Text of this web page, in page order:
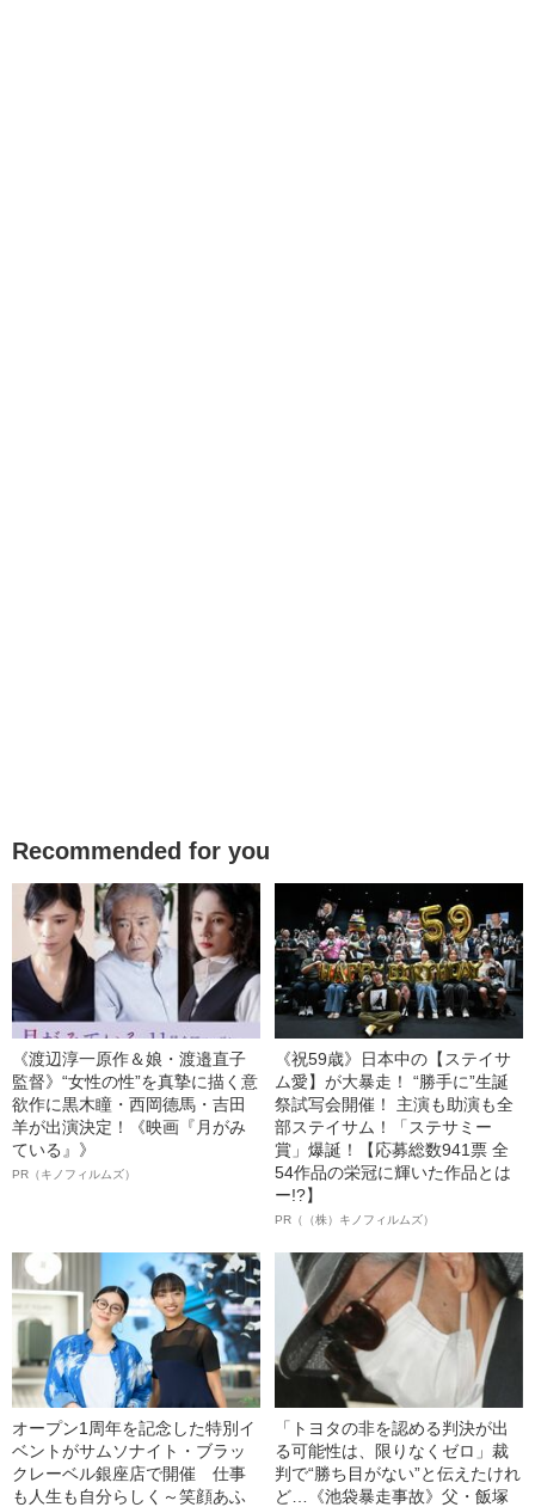
Recommended for you
《渡辺淳一原作＆娘・渡邉直子
監督》“女性の性”を真摯に描く意
欲作に黒木瞳・西岡德馬・吉田
羊が出演決定！《映画『月がみ
ている』》
PR（キノフィルムズ）
《祝59歳》日本中の【ステイサ
ム愛】が大暴走！ “勝手に”生誕
祭試写会開催！ 主演も助演も全
部ステイサム！「ステサミー
賞」爆誕！【応募総数941票 全
54作品の栄冠に輝いた作品とは
ー!?】
PR（（株）キノフィルムズ）
オープン1周年を記念した特別イ
ベントがサムソナイト・ブラッ
クレーベル銀座店で開催 仕事
も人生も自分らしく～笑顔あふ
「トヨタの非を認める判決が出
る可能性は、限りなくゼロ」裁
判で“勝ち目がない”と伝えたけれ
ど…《池袋暴走事故》父・飯塚